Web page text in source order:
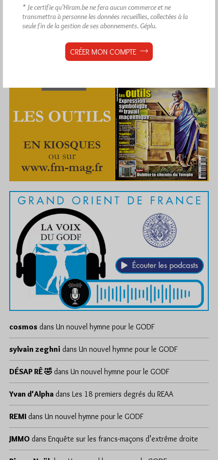
cosmos dans Un nouvel hymne pour le GODF
sylvain zeghni dans Un nouvel hymne pour le GODF
DÉSAP RÊ 🤣 dans Un nouvel hymne pour le GODF
Yvan d'Alpha dans Les 18 premiers degrés du REAA
REMI dans Un nouvel hymne pour le GODF
JMMO dans Enquête sur les francs-maçons d’extrême droite
* Je certifie qu’Hiram.be ne fera aucun commerce et ne
transmettra à personne les données recueillies, collectées à la
seule fin de la gestion de ses abonnements. Géplu.
CRÉER MON COMPTE